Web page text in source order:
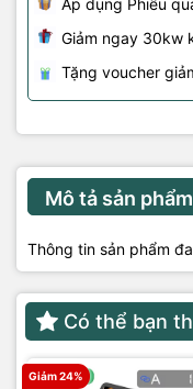
Giảm ngay 30kw
Tặng voucher
Mô tả sản phẩm
Thông tin sản phẩm
Có thể bạn
Giảm 24%